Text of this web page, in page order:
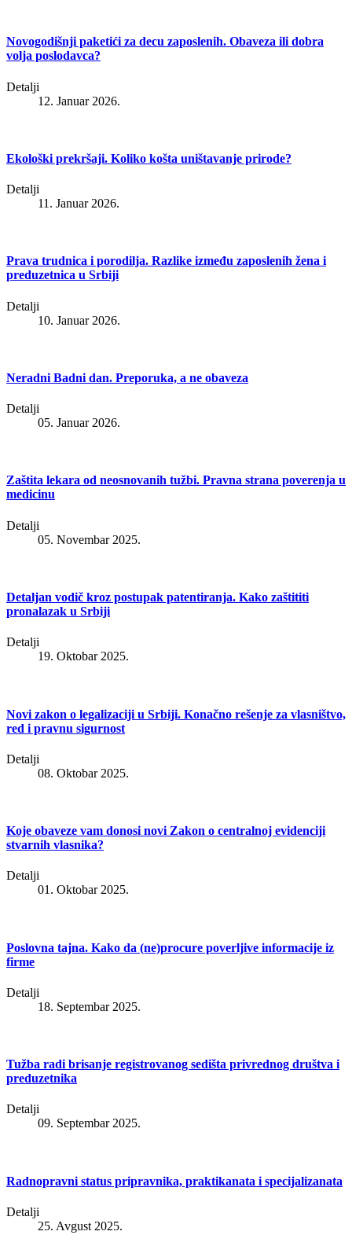
Novogodišnji paketići za decu zaposlenih. Obaveza ili dobra
volja poslodavca?
Detalji
12. Januar 2026.
Ekološki prekršaji. Koliko košta uništavanje prirode?
Detalji
11. Januar 2026.
Prava trudnica i porodilja. Razlike između zaposlenih žena i
preduzetnica u Srbiji
Detalji
10. Januar 2026.
Neradni Badni dan. Preporuka, a ne obaveza
Detalji
05. Januar 2026.
Zaštita lekara od neosnovanih tužbi. Pravna strana poverenja u
medicinu
Detalji
05. Novembar 2025.
Detaljan vodič kroz postupak patentiranja. Kako zaštititi
pronalazak u Srbiji
Detalji
19. Oktobar 2025.
Novi zakon o legalizaciji u Srbiji. Konačno rešenje za vlasništvo,
red i pravnu sigurnost
Detalji
08. Oktobar 2025.
Koje obaveze vam donosi novi Zakon o centralnoj evidenciji
stvarnih vlasnika?
Detalji
01. Oktobar 2025.
Poslovna tajna. Kako da (ne)procure poverljive informacije iz
firme
Detalji
18. Septembar 2025.
Tužba radi brisanje registrovanog sedišta privrednog društva i
preduzetnika
Detalji
09. Septembar 2025.
Radnopravni status pripravnika, praktikanata i specijalizanata
Detalji
25. Avgust 2025.